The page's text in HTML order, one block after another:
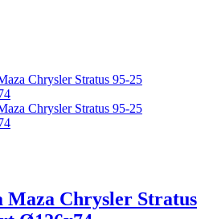
Maza Chrysler Stratus